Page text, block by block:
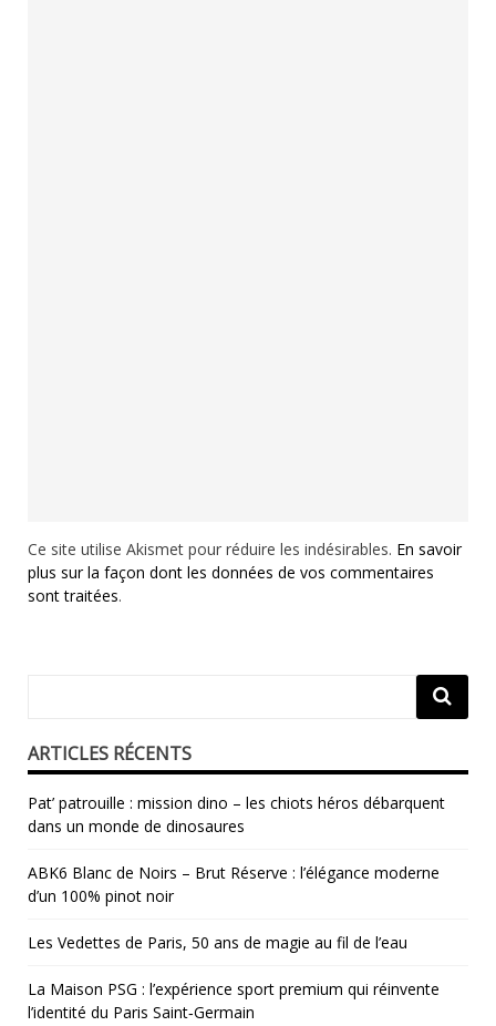
Ce site utilise Akismet pour réduire les indésirables. En savoir
plus sur la façon dont les données de vos commentaires
sont traitées.
ARTICLES RÉCENTS
Pat’ patrouille : mission dino – les chiots héros débarquent
dans un monde de dinosaures
ABK6 Blanc de Noirs – Brut Réserve : l’élégance moderne
d’un 100% pinot noir
Les Vedettes de Paris, 50 ans de magie au fil de l’eau
La Maison PSG : l’expérience sport premium qui réinvente
l’identité du Paris Saint‑Germain